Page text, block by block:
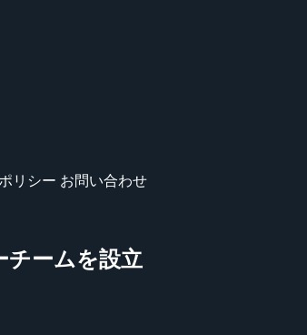
リシー お問い合わせ
チームを設立